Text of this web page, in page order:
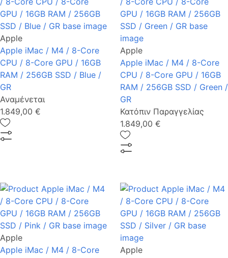
Apple
Apple iMac / M4 / 8-Core
CPU / 8-Core GPU / 16GB
RAM / 256GB SSD / Blue /
GR
Αναμένεται
1.849,00 €
Apple
Apple iMac / M4 / 8-Core
CPU / 8-Core GPU / 16GB
RAM / 256GB SSD / Green /
GR
Κατόπιν Παραγγελίας
1.849,00 €
Apple
Apple iMac / M4 / 8-Core
Apple